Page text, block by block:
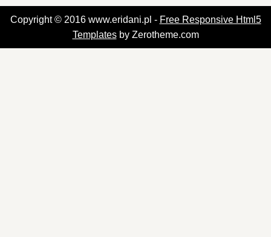
Copyright © 2016 www.eridani.pl - Free Responsive Html5
Templatesby Zerotheme.com